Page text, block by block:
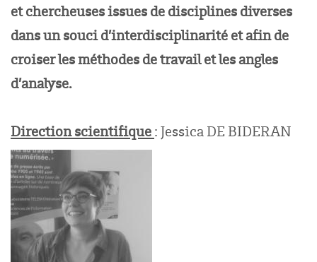
et chercheuses issues de disciplines diverses
dans un souci d’interdisciplinarité et afin de
croiser les méthodes de travail et les angles
d’analyse.
Direction scientifique: Jessica DE BIDERAN